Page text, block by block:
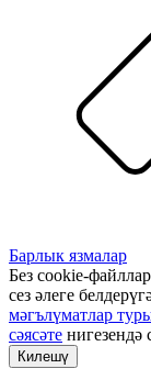
Барлык язмалар
Без cookie-
сез әлеге
мәгълүматлар
сәясәте нигезендә
Килешү